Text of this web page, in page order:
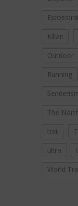
Kilian
Outdoor
Running
The
trail
ultra
World